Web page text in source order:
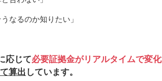
なるのか知りたい」
応じて必要証拠金がリアルタイムで変化
算出 しています。